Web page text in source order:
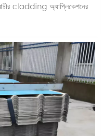
cladding অ্যাপ্লিকেশনের